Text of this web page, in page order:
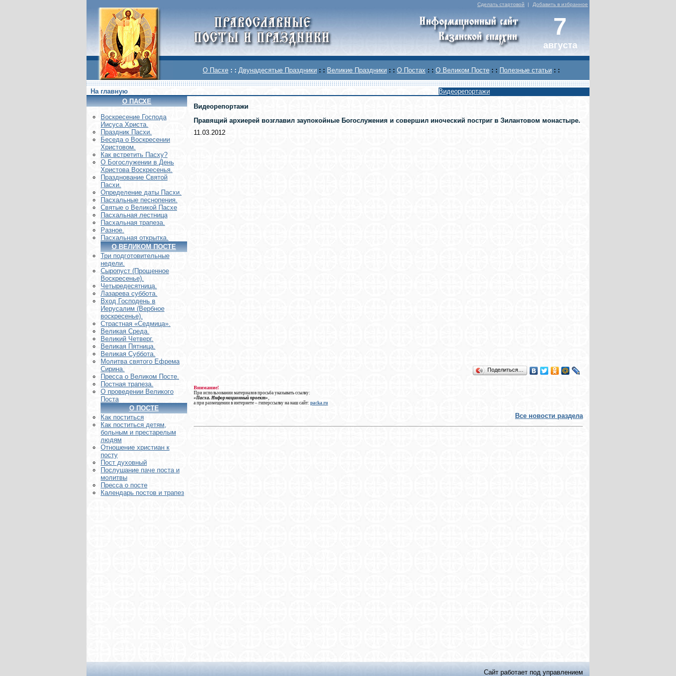
Сделать стартовой | Добавить в избранное
7
августа
О Пасхе : : Двунадесятые Праздники : : Великие Праздники : : О Постах : : О Великом Посте : : Полезные статьи : :
На главную
Видеорепортажи
О ПАСХЕ
Воскреcение Господа
Иисуса Христа.
Праздник Пасхи.
Беседа о Воскресении
Христовом.
Как встретить Пасху?
О Богослужении в День
Христова Воскресенья.
Празднование Святой
Пасхи.
Определение даты Пасхи.
Пасхальные песнопения.
Святые о Великой Пасхе
Пасхальная лестница
Пасхальная трапеза.
Разное.
Пасхальная открытка.
О ВЕЛИКОМ ПОСТЕ
Три подготовительные
недели.
Сыропуст (Прощенное
Воскресенье).
Четыредесятница.
Лазарева суббота.
Вход Господень в
Иерусалим (Вербное
воскресенье).
Страстная «Седмица».
Великая Среда.
Великий Четверг.
Великая Пятница.
Великая Суббота.
Молитва святого Ефрема
Сирина.
Пресса о Великом Посте.
Постная трапеза.
О проведении Великого
Поста
О ПОСТЕ
Как поститься
Как поститься детям,
больным и престарелым
людям
Отношение христиан к
посту
Пост духовный
Послушание паче поста и
молитвы
Пресса о посте
Календарь постов и трапез
Видеорепортажи
Правящий архиерей возглавил заупокойные Богослужения и совершил иноческий постриг в Зилантовом монастыре.
11.03.2012
Поделиться…
Внимание!
При использовании материалов просьба указывать ссылку:
«Пасха. Информационный проект»
а при размещении в интернете – гиперссылку на наш сайт: packa.ru
Все новости раздела
Сайт работает под управлением